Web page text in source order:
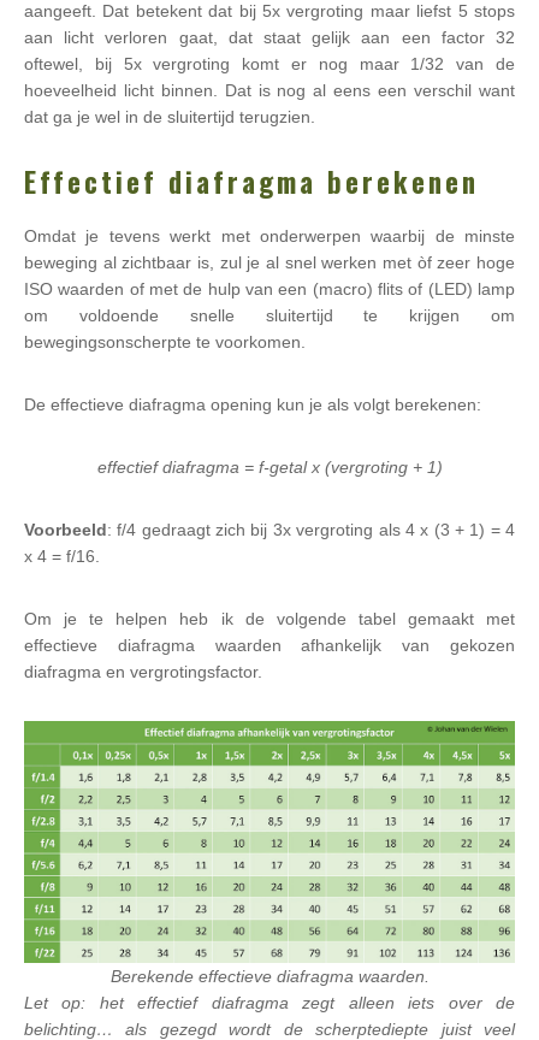
aangeeft. Dat betekent dat bij 5x vergroting maar liefst 5 stops
aan licht verloren gaat, dat staat gelijk aan een factor 32
oftewel, bij 5x vergroting komt er nog maar 1/32 van de
hoeveelheid licht binnen. Dat is nog al eens een verschil want
dat ga je wel in de sluitertijd terugzien.
Effectief diafragma berekenen
Omdat je tevens werkt met onderwerpen waarbij de minste
beweging al zichtbaar is, zul je al snel werken met òf zeer hoge
ISO waarden of met de hulp van een (macro) flits of (LED) lamp
om voldoende snelle sluitertijd te krijgen om
bewegingsonscherpte te voorkomen.
De effectieve diafragma opening kun je als volgt berekenen:
effectief diafragma = f-getal x (vergroting + 1)
Voorbeeld: f/4 gedraagt zich bij 3x vergroting als 4 x (3 + 1) = 4
x 4 = f/16.
Om je te helpen heb ik de volgende tabel gemaakt met
effectieve diafragma waarden afhankelijk van gekozen
diafragma en vergrotingsfactor.
Berekende effectieve diafragma waarden.
Let op: het effectief diafragma zegt alleen iets over de
belichting… als gezegd wordt de scherptediepte juist veel